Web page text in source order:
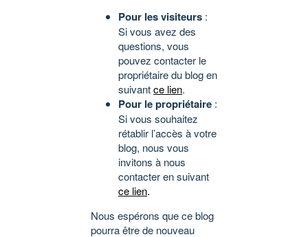
Pour les visiteurs :
Si vous avez des
questions, vous
pouvez contacter le
propriétaire du blog en
suivantce lien.
Pour le propriétaire :
Si vous souhaitez
rétablir l’accès à votre
blog, nous vous
invitons à nous
contacter en suivant
ce lien.
Nous espérons que ce blog
pourra être de nouveau